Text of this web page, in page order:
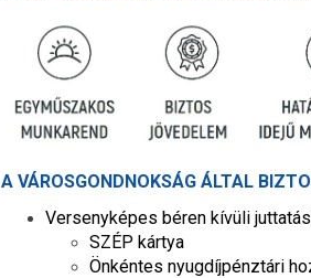
A VÁROSGONDNOKSÁG ÁLTAL
Versenyképes béren kívüli
SZÉP kártya
Önkéntes nyugdíjpénztári